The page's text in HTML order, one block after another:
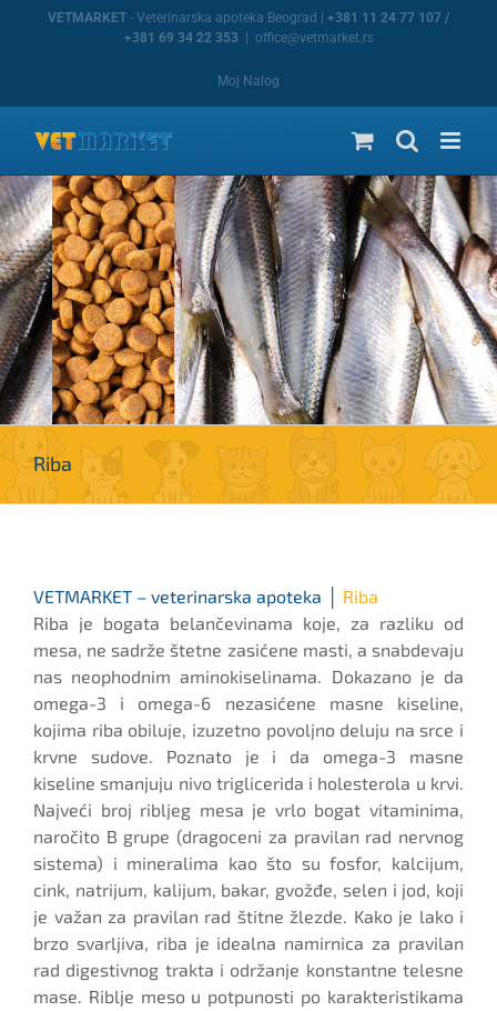
VETMARKET - Veterinarska apoteka Beograd |
+381 11 24 77 107 /
+381 69 34 22 353
office@vetmarket.rs
Moj Nalog
Riba
VETMARKET – veterinarska apoteka │ Riba
Riba je bogata belančevinama koje, za razliku od
mesa, ne sadrže štetne zasićene masti, a snabdevaju
nas neophodnim aminokiselinama. Dokazano je da
omega-3 i omega-6 nezasićene masne kiseline,
kojima riba obiluje, izuzetno povoljno deluju na srce i
krvne sudove. Poznato je i da omega-3 masne
kiseline smanjuju nivo triglicerida i holesterola u krvi.
Najveći broj ribljeg mesa je vrlo bogat vitaminima,
naročito B grupe (dragoceni za pravilan rad nervnog
sistema) i mineralima kao što su fosfor, kalcijum,
cink, natrijum, kalijum, bakar, gvožđe, selen i jod, koji
je važan za pravilan rad štitne žlezde. Kako je lako i
brzo svarljiva, riba je idealna namirnica za pravilan
rad digestivnog trakta i održanje konstantne telesne
mase. Riblje meso u potpunosti po karakteristikama